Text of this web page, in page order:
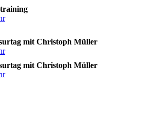
mit Christoph Müller
mit Christoph Müller